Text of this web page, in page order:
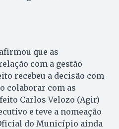
que as
com a gestão
recebeu a decisão com
colaborar com as
Carlos Velozo (Agir)
e teve a nomeação
do Município ainda